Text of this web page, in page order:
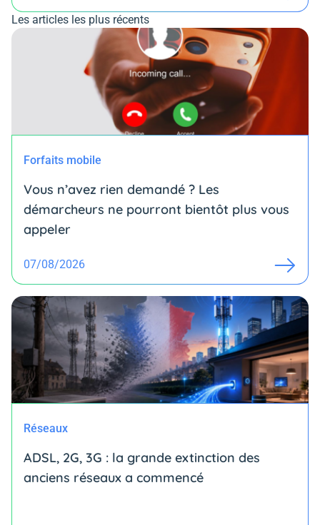
Les articles les plus récents
Forfaits mobile
Vous n’avez rien demandé ? Les
démarcheurs ne pourront bientôt plus vous
appeler
07/08/2026
Réseaux
ADSL, 2G, 3G : la grande extinction des
anciens réseaux a commencé